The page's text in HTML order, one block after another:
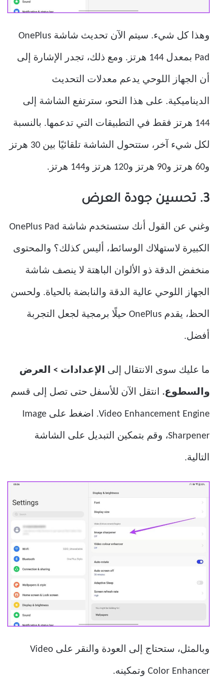
وهذا كل شيء. سيتم الآن تحديث شاشة OnePlus
Pad بمعدل 144 هرتز. ومع ذلك، تجدر الإشارة إلى
أن الجهاز اللوحي يدعم معدلات التحديث
الديناميكية. على هذا النحو، سترتفع الشاشة إلى
144 هرتز فقط في التطبيقات التي تدعمها. بالنسبة
لكل شيء آخر، ستتحول الشاشة تلقائيًا بين 30 هرتز
و60 هرتز و90 هرتز و120 هرتز و144 هرتز.
3. تحسين جودة العرض
وغني عن القول أنك ستستخدم شاشة OnePlus Pad
الكبيرة لاستهلاك الوسائط، أليس كذلك؟ والمحتوى
منخفض الدقة ذو الألوان الباهتة لا ينصف شاشة
الجهاز اللوحي عالية الدقة والنابضة بالحياة. ولحسن
الحظ، يقدم OnePlus حيلًا برمجية لجعل التجربة
أفضل.
ما عليك سوى الانتقال إلى الإعدادات > العرض
والسطوع. انتقل الآن للأسفل حتى تصل إلى قسم
Video Enhancement Engine. اضغط على Image
Sharpener، وقم بتمكين التبديل على الشاشة
التالية.
وبالمثل، ستحتاج إلى العودة والنقر على Video
Color Enhancer وتمكينه.